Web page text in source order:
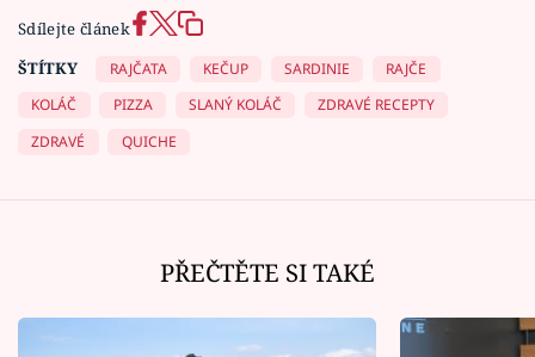
Sdílejte článek
ŠTÍTKY
RAJČATA KEČUP SARDINIE
RAJČE
KOLÁČ
PIZZA SLANÝ KOLÁČ
ZDRAVÉ RECEPTY
ZDRAVÉ
QUICHE
PŘEČTĚTE SI TAKÉ